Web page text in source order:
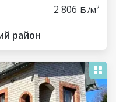
2 806 /м2
район